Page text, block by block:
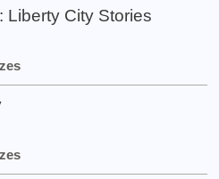
Liberty City Stories